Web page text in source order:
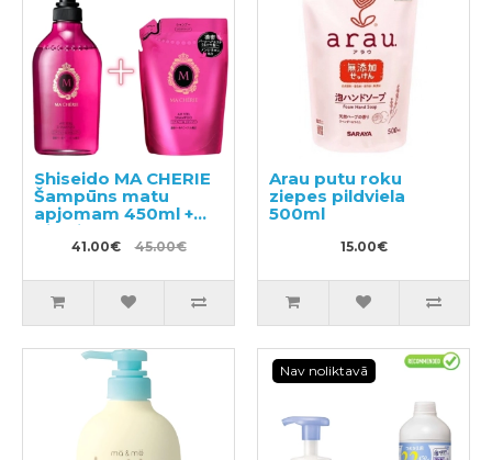
Shiseido MA CHERIE
Šampūns matu
apjomam 450ml +
pildviela 380ml
41.00€ 45.00€
Arau putu roku
ziepes pildviela
500ml
15.00€
Nav noliktavā